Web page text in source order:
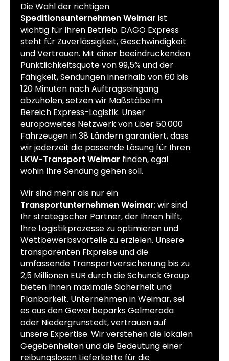
Die Wahl der richtigen
Speditionsunternehmen Weimar ist
wichtig für Ihren Betrieb. DAGO Express
steht für Zuverlässigkeit, Geschwindigkeit
und Vertrauen. Mit einer beeindruckenden
Pünktlichkeitsquote von 99,5% und der
Fähigkeit, Sendungen innerhalb von 60 bis
120 Minuten nach Auftragseingang
abzuholen, setzen wir Maßstäbe im
Bereich Express-Logistik. Unser
europaweites Netzwerk von über 50.000
Fahrzeugen in 38 Ländern garantiert, dass
wir jederzeit die passende Lösung für Ihren
LKW-Transport Weimar finden, egal
wohin Ihre Sendung gehen soll.
Wir sind mehr als nur ein
Transportunternehmen Weimar; wir sind
Ihr strategischer Partner, der Ihnen hilft,
Ihre Logistikprozesse zu optimieren und
Wettbewerbsvorteile zu erzielen. Unsere
transparenten Fixpreise und die
umfassende Transportversicherung bis zu
2,5 Millionen EUR durch die Schunck Group
bieten Ihnen maximale Sicherheit und
Planbarkeit. Unternehmen in Weimar, sei
es aus den Gewerbeparks Gelmeroda
oder Niedergrunstedt, vertrauen auf
unsere Expertise. Wir verstehen die lokalen
Gegebenheiten und die Bedeutung einer
reibungslosen Lieferkette für die